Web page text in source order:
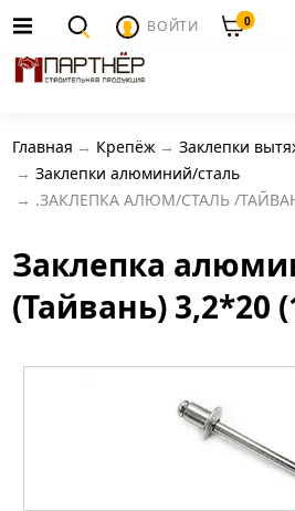
ВОЙТИ 0
Главная Крепёж
Заклепки
Заклепки алюминий/сталь
.ЗАКЛЕПКА АЛЮМ/СТАЛЬ /
Заклепка
(Тайвань) 3,2*20